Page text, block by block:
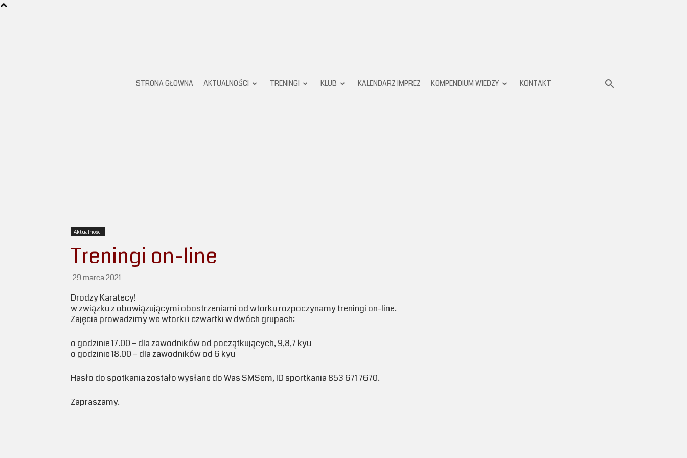
STRONA GŁOWNA AKTUALNOŚCI TRENINGI KLUB KALENDARZ IMPREZ KOMPENDIUM WIEDZY KONTAKT
Aktualności
Treningi on-line
29 marca 2021
Drodzy Karatecy!
w związku z obowiązującymi obostrzeniami od wtorku rozpoczynamy treningi on-line.
Zajęcia prowadzimy we wtorki i czwartki w dwóch grupach:
o godzinie 17.00 – dla zawodników od początkujących, 9,8,7 kyu
o godzinie 18.00 – dla zawodników od 6 kyu
Hasło do spotkania zostało wysłane do Was SMSem, ID sportkania 853 671 7670.
Zapraszamy.